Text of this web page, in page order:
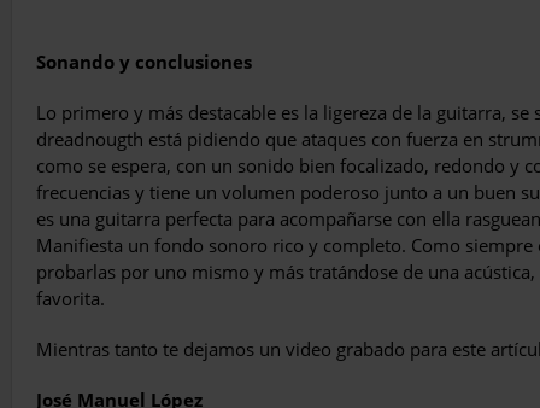
Sonando y conclusiones
Lo primero y más destacable es la ligereza de la guitarra,
dreadnougth está pidiendo que ataques con fuerza en
como se espera, con un sonido bien focalizado, redondo y
frecuencias y tiene un volumen poderoso junto a un buen
es una guitarra perfecta para acompañarse con ella
Manifiesta un fondo sonoro rico y completo. Como siempre
probarlas por uno mismo y más tratándose de una
favorita.
Mientras tanto te dejamos un video grabado para este
José Manuel López